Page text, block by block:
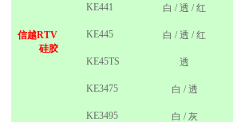
信越RTV
硅胶
KE441
白 /透 /红
KE445
白 /透 /红
KE45TS
透
KE3475
白 /透
KE3495
白 / 灰